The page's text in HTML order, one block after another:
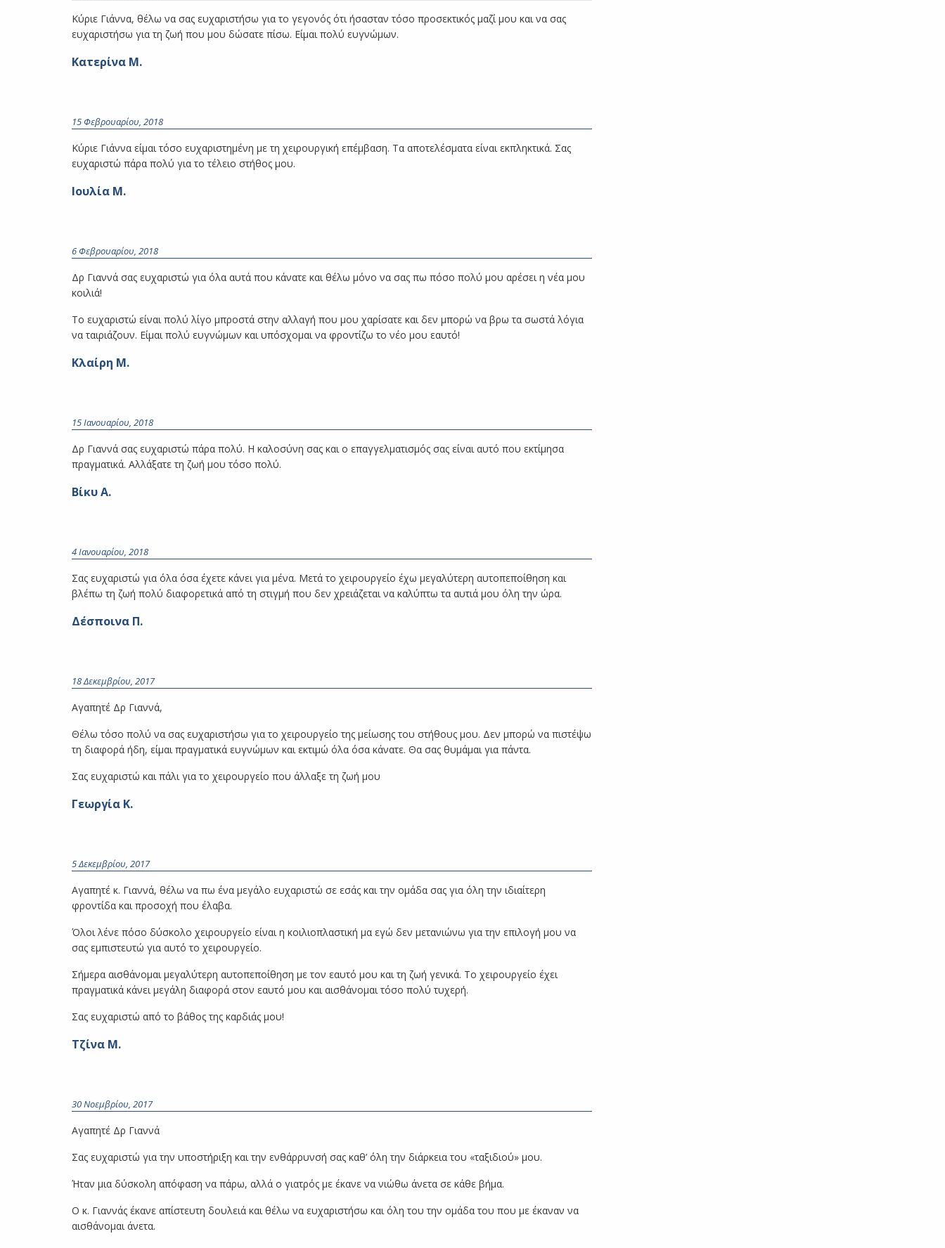
Κύριε Γιάννα, θέλω να σας ευχαριστήσω για το γεγονός ότι ήσασταν τόσο προσεκτικός μαζί μου και να σας
ευχαριστήσω για τη ζωή που μου δώσατε πίσω. Είμαι πολύ ευγνώμων.
Κατερίνα Μ.
15 Φεβρουαρίου, 2018
Κύριε Γιάννα είμαι τόσο ευχαριστημένη με τη χειρουργική επέμβαση. Τα αποτελέσματα είναι εκπληκτικά. Σας
ευχαριστώ πάρα πολύ για το τέλειο στήθος μου.
Ιουλία Μ.
6 Φεβρουαρίου, 2018
Δρ Γιαννά σας ευχαριστώ για όλα αυτά που κάνατε και θέλω μόνο να σας πω πόσο πολύ μου αρέσει η νέα μου
κοιλιά!
Το ευχαριστώ είναι πολύ λίγο μπροστά στην αλλαγή που μου χαρίσατε και δεν μπορώ να βρω τα σωστά λόγια
να ταιριάζουν. Είμαι πολύ ευγνώμων και υπόσχομαι να φροντίζω το νέο μου εαυτό!
Κλαίρη Μ.
15 Ιανουαρίου, 2018
Δρ Γιαννά σας ευχαριστώ πάρα πολύ. Η καλοσύνη σας και ο επαγγελματισμός σας είναι αυτό που εκτίμησα
πραγματικά. Αλλάξατε τη ζωή μου τόσο πολύ.
Βίκυ Α.
4 Ιανουαρίου, 2018
Σας ευχαριστώ για όλα όσα έχετε κάνει για μένα. Μετά το χειρουργείο έχω μεγαλύτερη αυτοπεποίθηση και
βλέπω τη ζωή πολύ διαφορετικά από τη στιγμή που δεν χρειάζεται να καλύπτω τα αυτιά μου όλη την ώρα.
Δέσποινα Π.
18 Δεκεμβρίου, 2017
Αγαπητέ Δρ Γιαννά,
Θέλω τόσο πολύ να σας ευχαριστήσω για το χειρουργείο της μείωσης του στήθους μου. Δεν μπορώ να πιστέψω
τη διαφορά ήδη, είμαι πραγματικά ευγνώμων και εκτιμώ όλα όσα κάνατε. Θα σας θυμάμαι για πάντα.
Σας ευχαριστώ και πάλι για το χειρουργείο που άλλαξε τη ζωή μου
Γεωργία Κ.
5 Δεκεμβρίου, 2017
Αγαπητέ κ. Γιαννά, θέλω να πω ένα μεγάλο ευχαριστώ σε εσάς και την ομάδα σας για όλη την ιδιαίτερη
φροντίδα και προσοχή που έλαβα.
Όλοι λένε πόσο δύσκολο χειρουργείο είναι η κοιλιοπλαστική μα εγώ δεν μετανιώνω για την επιλογή μου να
σας εμπιστευτώ για αυτό το χειρουργείο.
Σήμερα αισθάνομαι μεγαλύτερη αυτοπεποίθηση με τον εαυτό μου και τη ζωή γενικά. Το χειρουργείο έχει
πραγματικά κάνει μεγάλη διαφορά στον εαυτό μου και αισθάνομαι τόσο πολύ τυχερή.
Σας ευχαριστώ από το βάθος της καρδιάς μου!
Τζίνα Μ.
30 Νοεμβρίου, 2017
Αγαπητέ Δρ Γιαννά
Σας ευχαριστώ για την υποστήριξη και την ενθάρρυνσή σας καθ’ όλη την διάρκεια του «ταξιδιού» μου.
Ήταν μια δύσκολη απόφαση να πάρω, αλλά ο γιατρός με έκανε να νιώθω άνετα σε κάθε βήμα.
Ο κ. Γιαννάς έκανε απίστευτη δουλειά και θέλω να ευχαριστήσω και όλη του την ομάδα του που με έκαναν να
αισθάνομαι άνετα.